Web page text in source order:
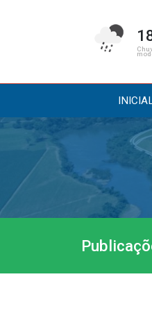
Institucional
A Prefeitura
Gabinete do Prefeito
História do Município